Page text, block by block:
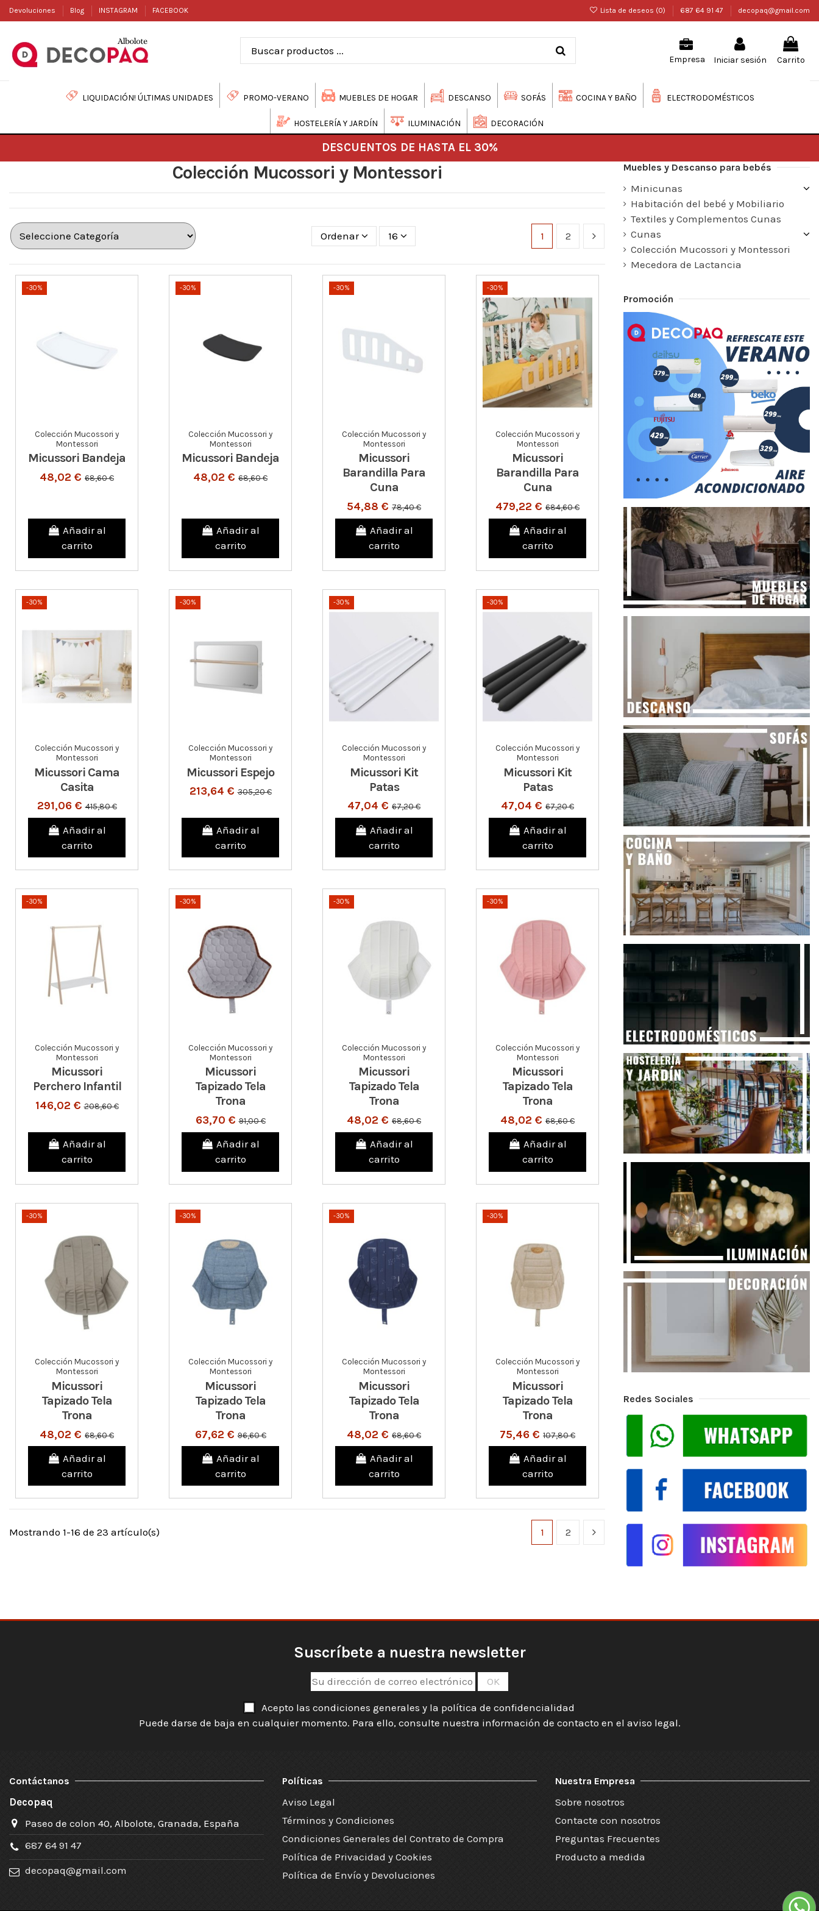
Devoluciones Blog INSTAGRAM FACEBOOK Lista de deseos (0) 687 64 91 47 decopaq@gmail.com
Empresa Iniciar sesión Carrito
LIQUIDACIÓN! ÚLTIMAS UNIDADES PROMO-VERANO MUEBLES DE HOGAR DESCANSO SOFÁS COCINA Y BAÑO ELECTRODOMÉSTICOS
HOSTELERÍA Y JARDÍN ILUMINACIÓN DECORACIÓN
DESCUENTOS DE HASTA EL 30%
Colección Mucossori y Montessori
Ordenar 16 1 2
-30%
Colección Mucossori y
Montessori
Micussori Bandeja
48,02 € 68,60 €
Añadir al
carrito
-30%
Colección Mucossori y
Montessori
Micussori Bandeja
48,02 € 68,60 €
Añadir al
carrito
-30%
Colección Mucossori y
Montessori
Micussori
Barandilla Para
Cuna
54,88 € 78,40 €
Añadir al
carrito
-30%
Colección Mucossori y
Montessori
Micussori
Barandilla Para
Cuna
479,22 € 684,60 €
Añadir al
carrito
-30%
Colección Mucossori y
Montessori
Micussori Cama
Casita
291,06 €415,80 €
Añadir al
carrito
-30%
Colección Mucossori y
Montessori
Micussori Espejo
213,64 €305,20 €
Añadir al
carrito
-30%
Colección Mucossori y
Montessori
Micussori Kit
Patas
47,04 € 67,20 €
Añadir al
carrito
-30%
Colección Mucossori y
Montessori
Micussori Kit
Patas
47,04 € 67,20 €
Añadir al
carrito
-30%
Colección Mucossori y
Montessori
Micussori
Perchero Infantil
146,02 €208,60 €
Añadir al
carrito
-30%
Colección Mucossori y
Montessori
Micussori
Tapizado Tela
Trona
63,70 €91,00 €
Añadir al
carrito
-30%
Colección Mucossori y
Montessori
Micussori
Tapizado Tela
Trona
48,02 € 68,60 €
Añadir al
carrito
-30%
Colección Mucossori y
Montessori
Micussori
Tapizado Tela
Trona
48,02 € 68,60 €
Añadir al
carrito
-30%
Colección Mucossori y
Montessori
Micussori
Tapizado Tela
Trona
48,02 € 68,60 €
Añadir al
carrito
-30%
Colección Mucossori y
Montessori
Micussori
Tapizado Tela
Trona
67,62 €96,60 €
Añadir al
carrito
-30%
Colección Mucossori y
Montessori
Micussori
Tapizado Tela
Trona
48,02 € 68,60 €
Añadir al
carrito
-30%
Colección Mucossori y
Montessori
Micussori
Tapizado Tela
Trona
75,46 € 107,80 €
Añadir al
carrito
Mostrando 1-16 de 23 artículo(s) 1 2
Muebles y Descanso para bebés
Minicunas
Habitación del bebé y Mobiliario
Textiles y Complementos Cunas
Cunas
Colección Mucossori y Montessori
Mecedora de Lactancia
Promoción
Redes Sociales
Suscríbete a nuestra newsletter
Acepto las condiciones generales y la política de confidencialidad
Puede darse de baja en cualquier momento. Para ello, consulte nuestra información de contacto en el aviso legal.
Contáctanos
Decopaq
Paseo de colon 40, Albolote, Granada, España
687 64 91 47
decopaq@gmail.com
Políticas
Aviso Legal
Términos y Condiciones
Condiciones Generales del Contrato de Compra
Política de Privacidad y Cookies
Política de Envío y Devoluciones
Nuestra Empresa
Sobre nosotros
Contacte con nosotros
Preguntas Frecuentes
Producto a medida